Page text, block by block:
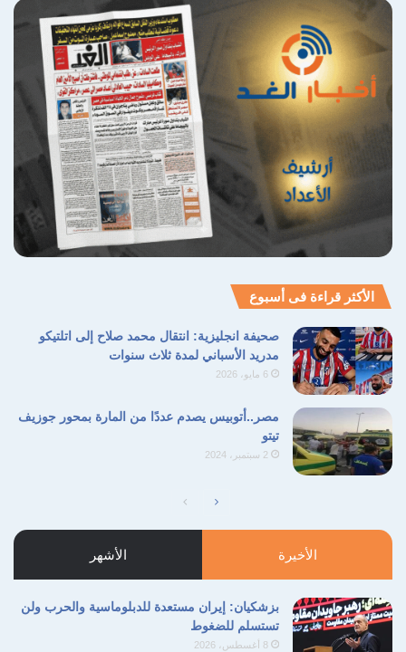
الأكثر قراءة فى أسبوع
صحيفة انجليزية: انتقال محمد صلاح إلى اتلتيكو
مدريد الأسباني لمدة ثلاث سنوات
6 مايو، 2026
مصر..أتوبيس يصدم عددًا من المارة بمحور جوزيف
تيتو
2 سبتمبر، 2024
الصفحةالصفحة
الأخيرة الأشهر
بزشكيان: إيران مستعدة للدبلوماسية والحرب ولن
تستسلم للضغوط
8 أغسطس، 2026